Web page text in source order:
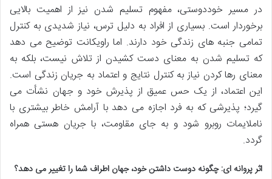
در مسیر خوددوستی، مفهوم تسلیم شدن نیز از اهمیت بالایی
برخوردار است. بسیاری از افراد به دلیل ترس، نیاز شدیدی به کنترل
تمامی جنبه های زندگی خود دارند. اما راویکانت توضیح می دهد
که تسلیم شدن به معنای دست کشیدن از تلاش نیست، بلکه به
معنای رها کردن نیاز به کنترل نتایج و اعتماد به جریان زندگی است.
این اعتماد، از یک حس عمیق از پذیرش خود و جهان نشأت می
گیرد؛ پذیرشی که به فرد اجازه می دهد با آرامش خاطر بیشتری با
ناملایمات روبرو شود و به جای مقاومت، با جریان هستی همراه
گردد.
اثر پروانه ای: چگونه دوست داشتن خود، جهان اطراف شما را تغییر می دهد؟